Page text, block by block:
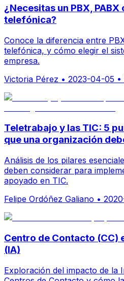
¿Necesitas un PBX,
telefónica?
Conoce la diferencia entre
telefónica, y cómo elegir el
empresa.
Victoria Pérez • 2023-04-05 •
Teletrabajo y las TIC: 5
que una organización
Análisis de los pilares
deben considerar para
apoyado en TIC.
Felipe Ordóñez Galiano •
Centro de Contacto
(IA)
Exploración del impacto de la